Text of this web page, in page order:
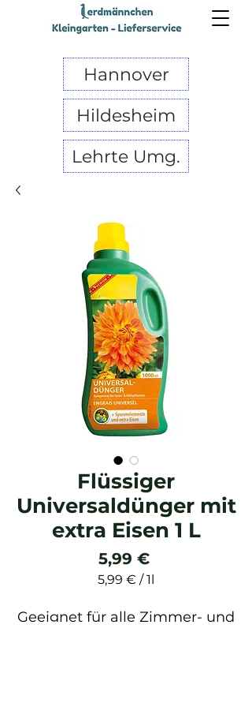
Hannover
Hildesheim
Lehrte Umg.
Flüssiger
Universaldünger mit
extra Eisen 1 L
5,99 €Preis
5,99 € /1l
pro
1
Geeignet für alle Zimmer- und